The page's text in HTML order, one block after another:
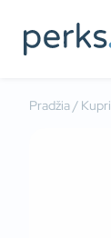
Pradžia/